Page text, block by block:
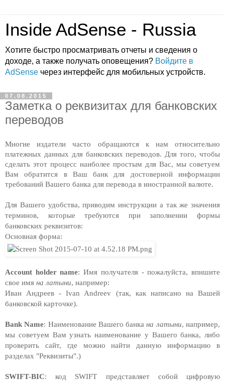
Inside AdSense - Russia
Хотите быстро просматривать отчеты и сведения о
доходе, а также получать оповещения? Войдите в
AdSense через интерфейс для мобильных устройств.
07.08.2015
Заметка о реквизитах для банковских
переводов
Многие издатели часто обращаются к нам относительно
платежных данных для банковских переводов. Для того, чтобы
сделать этот процесс наиболее простым для Вас, мы советуем
Вам обратится в Ваш банк для достоверной информации
требований Вашего банка для перевода в иностранной валюте.
Для Вашего удобства, приводим инструкции а так же значения
терминов, которые требуются при заполнении формы
банковских реквизитов:
Основная форма:
Account holder name: Имя получателя - пожалуйста, впишите
свое имя на латыни, например:
Иван Андреев - Ivan Andreev (так, как написано на Вашей
банковской карточке).
Bank Name: Наименование Вашего банка на латыни, например,
мы советуем Вам узнать наименование у Вашего банка, либо
проверить сайт, где можно найти данную информацию в
разделах "Реквизиты".)
SWIFT-BIC: код SWIFT представляет собой цифровую